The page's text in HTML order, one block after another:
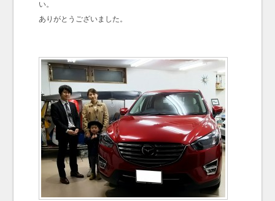
い。
ありがとうございました。